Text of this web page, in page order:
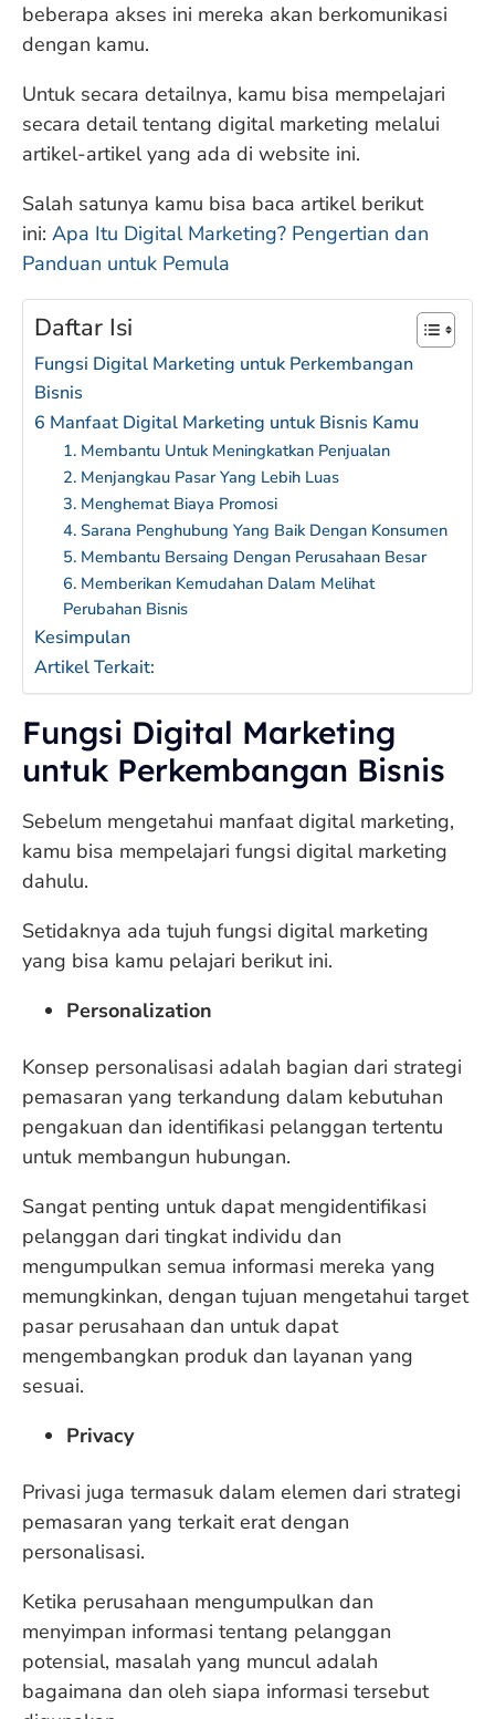
beberapa akses ini mereka akan berkomunikasi
dengan kamu.
Untuk secara detailnya, kamu bisa mempelajari
secara detail tentang digital marketing melalui
artikel-artikel yang ada di website ini.
Salah satunya kamu bisa baca artikel berikut
ini: Apa Itu Digital Marketing? Pengertian dan
Panduan untuk Pemula
Daftar Isi
Fungsi Digital Marketing untuk Perkembangan
Bisnis
6 Manfaat Digital Marketing untuk Bisnis Kamu
1. Membantu Untuk Meningkatkan Penjualan
2. Menjangkau Pasar Yang Lebih Luas
3. Menghemat Biaya Promosi
4. Sarana Penghubung Yang Baik Dengan Konsumen
5. Membantu Bersaing Dengan Perusahaan Besar
6. Memberikan Kemudahan Dalam Melihat
Perubahan Bisnis
Kesimpulan
Artikel Terkait:
Fungsi Digital Marketing
untuk Perkembangan Bisnis
Sebelum mengetahui manfaat digital marketing,
kamu bisa mempelajari fungsi digital marketing
dahulu.
Setidaknya ada tujuh fungsi digital marketing
yang bisa kamu pelajari berikut ini.
Personalization
Konsep personalisasi adalah bagian dari strategi
pemasaran yang terkandung dalam kebutuhan
pengakuan dan identifikasi pelanggan tertentu
untuk membangun hubungan.
Sangat penting untuk dapat mengidentifikasi
pelanggan dari tingkat individu dan
mengumpulkan semua informasi mereka yang
memungkinkan, dengan tujuan mengetahui target
pasar perusahaan dan untuk dapat
mengembangkan produk dan layanan yang
sesuai.
Privacy
Privasi juga termasuk dalam elemen dari strategi
pemasaran yang terkait erat dengan
personalisasi.
Ketika perusahaan mengumpulkan dan
menyimpan informasi tentang pelanggan
potensial, masalah yang muncul adalah
bagaimana dan oleh siapa informasi tersebut